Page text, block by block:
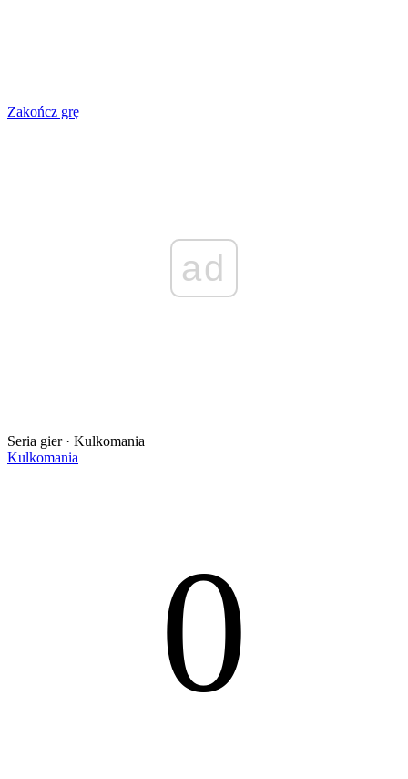
Zakończ grę
ad
Seria gier · Kulkomania
Kulkomania
0